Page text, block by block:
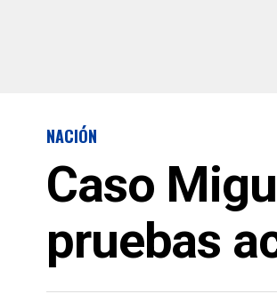
NACIÓN
Caso
pruebas